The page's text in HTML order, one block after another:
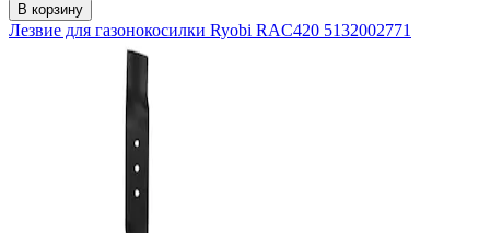
В корзину
Лезвие для газонокосилки Ryobi RAC420 5132002771